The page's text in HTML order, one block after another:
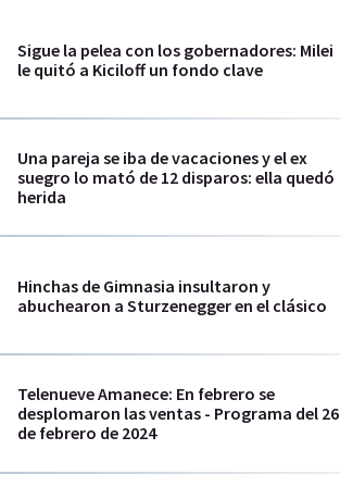
Sigue la pelea con los gobernadores: Milei
le quitó a Kiciloff un fondo clave
Una pareja se iba de vacaciones y el ex
suegro lo mató de 12 disparos: ella quedó
herida
Hinchas de Gimnasia insultaron y
abuchearon a Sturzenegger en el clásico
Telenueve Amanece: En febrero se
desplomaron las ventas - Programa del 26
de febrero de 2024